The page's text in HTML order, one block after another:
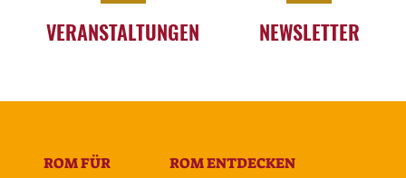
VERANSTALTUNGEN NEWSLETTER
ROM FÜR ROM ENTDECKEN